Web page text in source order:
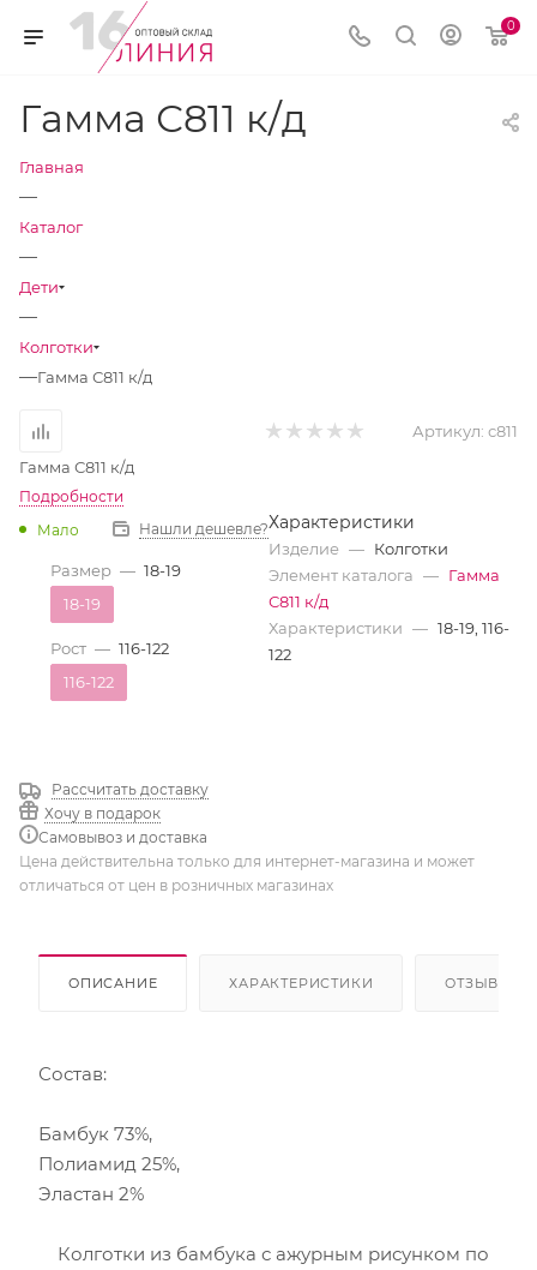
0
Гамма С811 к/д
Главная
—
Каталог
—
Дети
—
Колготки
—Гамма С811 к/д
Артикул: с811
Гамма С811 к/д
Подробности
Мало
Нашли дешевле?
Размер — 18-19
18-19
Рост — 116-122
116-122
Рассчитать доставку
Хочу в подарок
Самовывоз и доставка
Характеристики
Изделие — Колготки
Элемент каталога — Гамма
С811 к/д
Характеристики — 18-19, 116-
122
Цена действительна только для интернет-магазина и может
отличаться от цен в розничных магазинах
ОПИСАНИЕ ХАРАКТЕРИСТИКИ ОТЗЫВЫ
Состав:
Бамбук 73%,
Полиамид 25%,
Эластан 2%
Колготки из бамбука с ажурным рисунком по